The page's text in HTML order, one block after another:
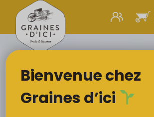
Promos et nouveautés
Légumes & œufs
Fruits
Viandes
Bienvenue chez
Graines d’ici